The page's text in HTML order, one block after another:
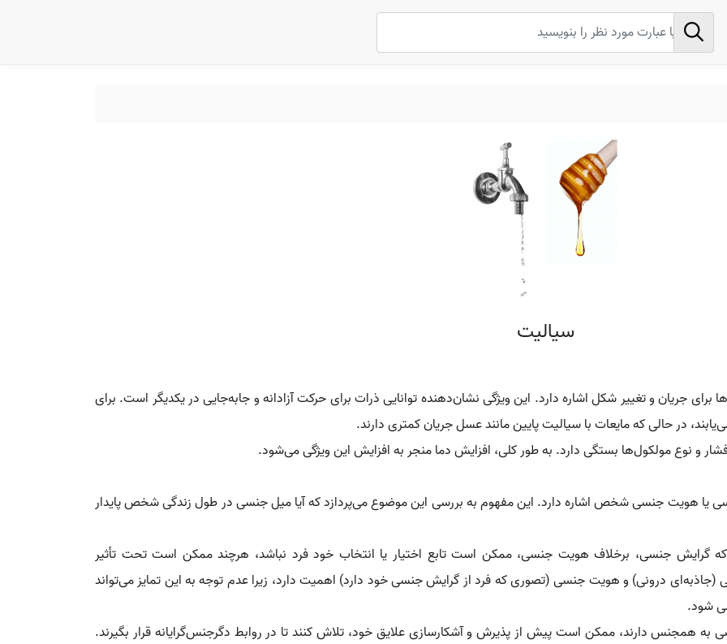
سیالیت
برای جریان و تغییر شکل اشاره دارد. این ویژگی نشان‌دهنده توانایی ذرات برای حرکت آزادانه و جابه‌جایی در یکدیگر است. برای
در حالی که مایعات با سیالیت پایین مانند عسل جریان کمتری دارند.
و نوع مولکول‌ها بستگی دارد. به طور کلی، افزایش دما منجر به افزایش این ویژگی می‌شود.
یا هویت جنسی شخص اشاره دارد. این مفهوم به بررسی این موضوع می‌پردازد که آیا میل جنسی در طول زندگی شخص پایدار
گرایش جنسی، برخلاف هویت جنسی، ممکن است تابع اختیار یا انتخاب خود فرد نباشد، هرچند ممکن است تحت تأثیر
(جاذبه‌ای درونی) و هویت جنسی (تصوری که فرد از گرایش جنسی خود دارد) اهمیت دارد، زیرا عدم توجه به این تمایز می‌تواند
شود.
به همجنس دارند، ممکن است پیش از پذیرش و آشکارسازی علایق خود، تلاش کنند تا در روابط دگرجنس‌گرایانه قرار بگیرند.